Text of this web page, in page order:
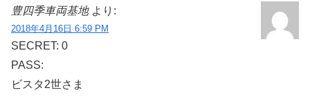
豊四季車両基地 より:
2018年4月16日 6:59 PM
SECRET: 0
PASS:
ビスタ2世さま